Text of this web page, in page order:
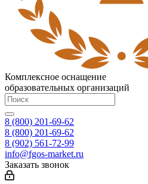
Комплексное оснащение
образовательных организаций
8 (800) 201-69-62
8 (800) 201-69-62
8 (902) 561-72-99
info@fgos-market.ru
Заказать звонок